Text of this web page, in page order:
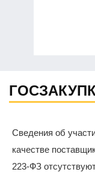
Сведения об
качестве
223-ФЗ